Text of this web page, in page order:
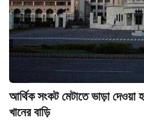
আর্থিক সংকট মেটাতে ভাড়া দেওয়া
খানের বাড়ি